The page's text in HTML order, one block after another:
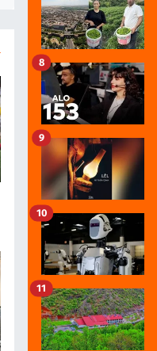
8
9
10
11